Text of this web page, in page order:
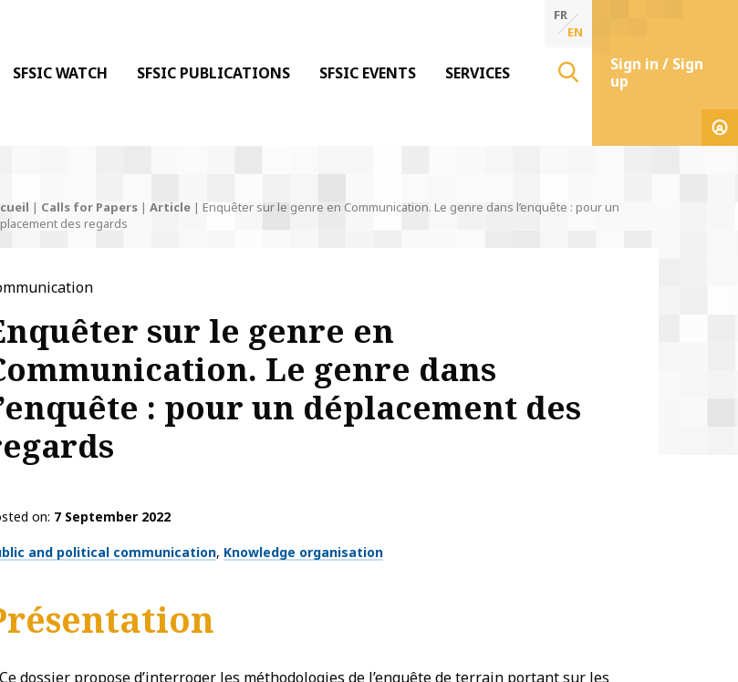
& de la Communication
SFSIC WATCH SFSIC PUBLICATIONS SFSIC EVENTS SERVICES
FR
EN
Sign in / Sign
up
| Calls for Papers| Article| Enquêter sur le genre en Communication. Le genre dans l’enquête : pour un
des regards
sur le genre en
Le genre dans
: pour un déplacement des
on 7 September 2022
and political communication Knowledge organisation
Ce dossier propose d’interroger les méthodologies de l’enquête de terrain portant sur les